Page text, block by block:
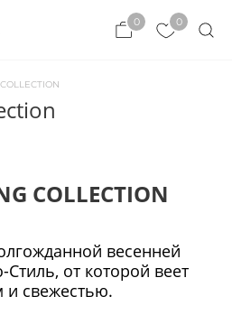
0
0
ЗАКРЫТЬ ×
×
COLLECTION
весенней
от которой веет
и свежестью.